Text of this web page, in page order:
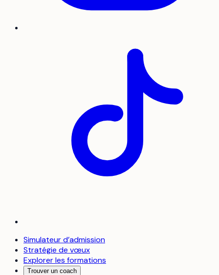
Simulateur d’admission
Stratégie de vœux
Explorer les formations
Trouver un coach